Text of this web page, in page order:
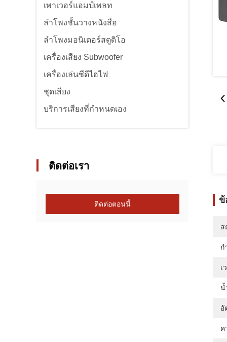
เพาเวอร์แอมป์เพลท
ลำโพงชั้นวางหนังสือ
ลำโพงมอนิเตอร์สตูดิโอ
เครื่องเสียง Subwoofer
เครื่องเล่นซีดีไฮไฟ
ชุดเสียง
บริการเสียงที่กําหนดเอง
ติดต่อเรา
ติดต่อตอนนี้ ข้
ส
ก
เ
น้
อั
ค